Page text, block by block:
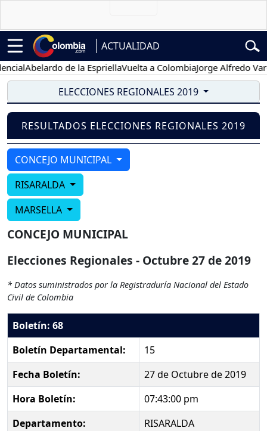
ACTUALIDAD
Abelardo de la EspriellaVuelta a ColombiaJorge Alfredo
ELECCIONES REGIONALES 2019
RESULTADOS ELECCIONES REGIONALES 2019
CONCEJO MUNICIPAL
RISARALDA
MARSELLA
CONCEJO MUNICIPAL
Elecciones Regionales - Octubre 27 de 2019
* Datos suministrados por la Registraduría Nacional del Estado
Civil de Colombia
Boletín: 68
Boletín Departamental:
15
Fecha Boletín:
27 de Octubre de 2019
Hora Boletín:
07:43:00 pm
Departamento:
RISARALDA